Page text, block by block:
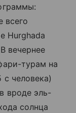
всего
Hurghada
вечернее
турам на
с человека)
вроде эль-
солнца